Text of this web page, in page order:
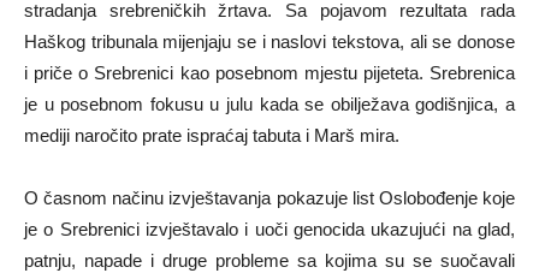
stradanja srebreničkih žrtava. Sa pojavom rezultata rada
Haškog tribunala mijenjaju se i naslovi tekstova, ali se donose
i priče o Srebrenici kao posebnom mjestu pijeteta. Srebrenica
je u posebnom fokusu u julu kada se obilježava godišnjica, a
mediji naročito prate ispraćaj tabuta i Marš mira.
O časnom načinu izvještavanja pokazuje list Oslobođenje koje
je o Srebrenici izvještavalo i uoči genocida ukazujući na glad,
patnju, napade i druge probleme sa kojima su se suočavali